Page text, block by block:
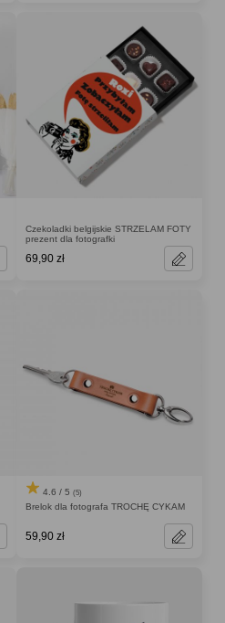
Czekoladki belgijskie STRZELAM FOTY
prezent dla fotografki
69,90 zł
4.6 / 5 (5)
Brelok dla fotografa TROCHĘ CYKAM
59,90 zł